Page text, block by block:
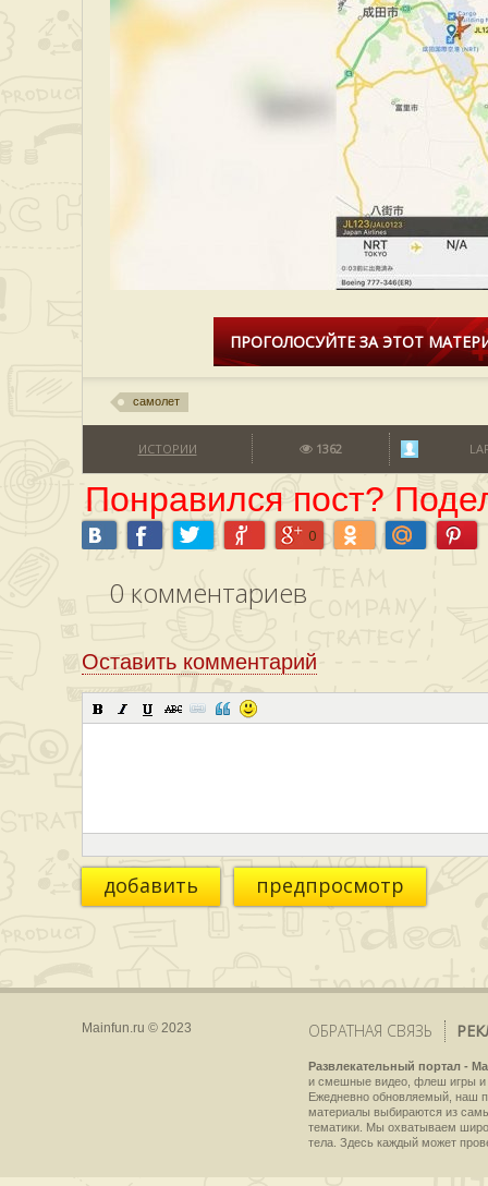
ПРОГОЛОСУЙТЕ ЗА ЭТОТ
самолет
ИСТОРИИ 1362
Понравился пост?
0
0 комментариев
Оставить комментарий
добавить предпросмотр
Mainfun.ru © 2023 ОБРАТНАЯ СВЯЗЬ
Развлекательный портал -
и смешные видео, флеш игры и
Ежедневно обновляемый, наш
материалы выбираются из
тематики. Мы охватываем
тела. Здесь каждый может